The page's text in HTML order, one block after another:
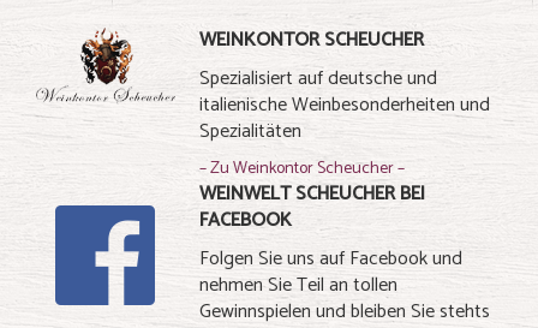
WEINKONTOR SCHEUCHER
Spezialisiert auf deutsche und
italienische Weinbesonderheiten und
Spezialitäten
– Zu Weinkontor Scheucher –
WEINWELT SCHEUCHER BEI
FACEBOOK
Folgen Sie uns auf Facebook und
nehmen Sie Teil an tollen
Gewinnspielen und bleiben Sie stehts